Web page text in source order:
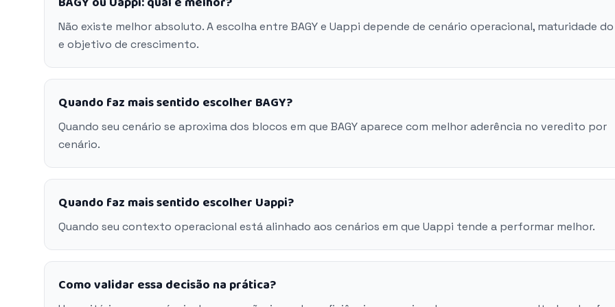
Não existe melhor absoluto. A escolha entre BAGY e Uappi depende de cenário operacional, maturidade
e objetivo de crescimento.
Quando faz mais sentido escolher BAGY?
Quando seu cenário se aproxima dos blocos em que BAGY aparece com melhor aderência no veredito por
cenário.
Quando faz mais sentido escolher Uappi?
Quando seu contexto operacional está alinhado aos cenários em que Uappi tende a performar melhor.
Como validar essa decisão na prática?